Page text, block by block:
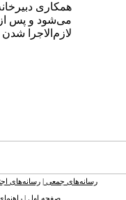
همکاری
می‌شود و پس از
لازم‌الاجرا
رسانه‌های جمعی رسانه‌های
صفحه اول